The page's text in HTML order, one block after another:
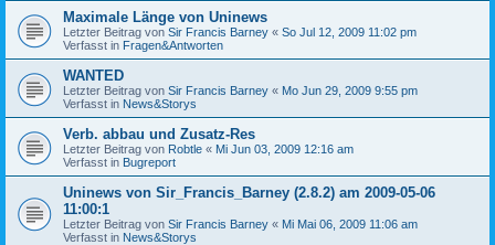
Maximale Länge von Uninews
Letzter Beitrag von Sir Francis Barney « So Jul 12, 2009 11:02 pm
Verfasst in Fragen&Antworten
WANTED
Letzter Beitrag von Sir Francis Barney « Mo Jun 29, 2009 9:55 pm
Verfasst in News&Storys
Verb. abbau und Zusatz-Res
Letzter Beitrag von Robtle « Mi Jun 03, 2009 12:16 am
Verfasst in Bugreport
Uninews von Sir_Francis_Barney (2.8.2) am 2009-05-06
11:00:1
Letzter Beitrag von Sir Francis Barney « Mi Mai 06, 2009 11:06 am
Verfasst in News&Storys